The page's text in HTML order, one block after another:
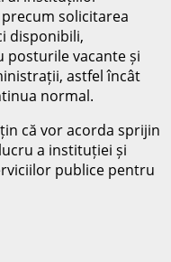
solicitarea
disponibili,
posturile vacante și
astfel încât
normal.
că vor acorda sprijin
a instituției și
publice pentru